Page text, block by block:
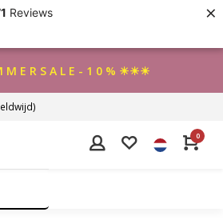
Reviews ×
E R S A L E - 1 0 % ☀☀☀
0